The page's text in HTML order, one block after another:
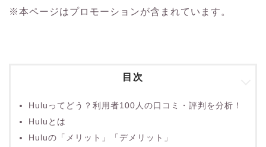
※本ページはプロモーションが含まれています。
目次
Huluってどう？利用者100人の口コミ・評判を分析！
Huluとは
Huluの「メリット」「デメリット」